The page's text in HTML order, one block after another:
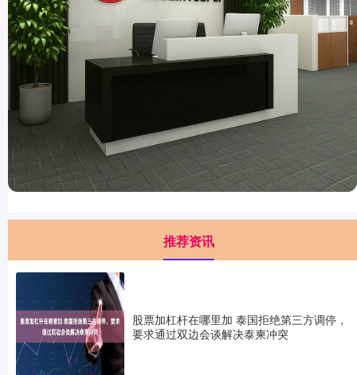
推荐资讯
股票加杠杆在哪里加 泰国拒绝第三方调停，
要求通过双边会谈解决泰柬冲突